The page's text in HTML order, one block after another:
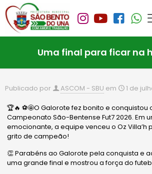
Uma final para ficar na
Publicado por ASCOM - SBU em 1 de
🏆🔥 ⚽️🤩O Galorote fez bonito e conquistou
Campeonato São-Bentense Fut7 2026. Em
emocionante, a equipe venceu o Oz Villa’h
grito de campeão!
👏 Parabéns ao Galorote pela conquista e
uma grande final e mostrou a força do